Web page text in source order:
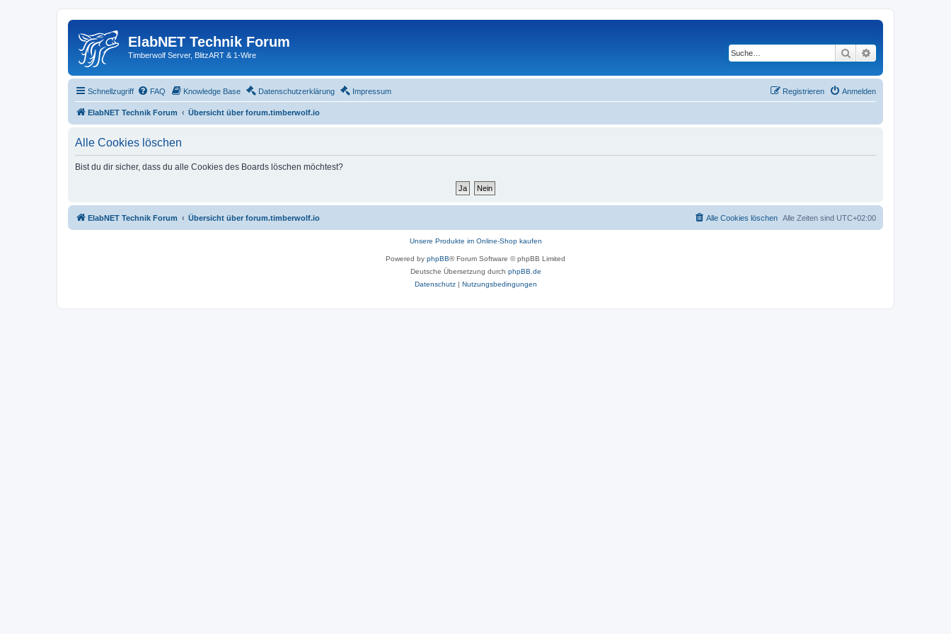
ElabNET Technik Forum
Timberwolf Server, BlitzART & 1-Wire Suche
Schnellzugriff FAQ Knowledge Base Datenschutzerklärung Impressum Anmelden
Registrieren
ElabNET Technik Forum Übersicht über forum.timberwolf.io
Alle Cookies löschen
Bist du dir sicher, dass du alle Cookies des Boards löschen möchtest?
ElabNET Technik Forum Übersicht über forum.timberwolf.io Alle Zeiten sind UTC+02:00
Alle Cookies löschen
Unsere Produkte im Online-Shop kaufen
Powered by phpBB® Forum Software © phpBB Limited
Deutsche Übersetzung durch phpBB.de
Datenschutz| Nutzungsbedingungen